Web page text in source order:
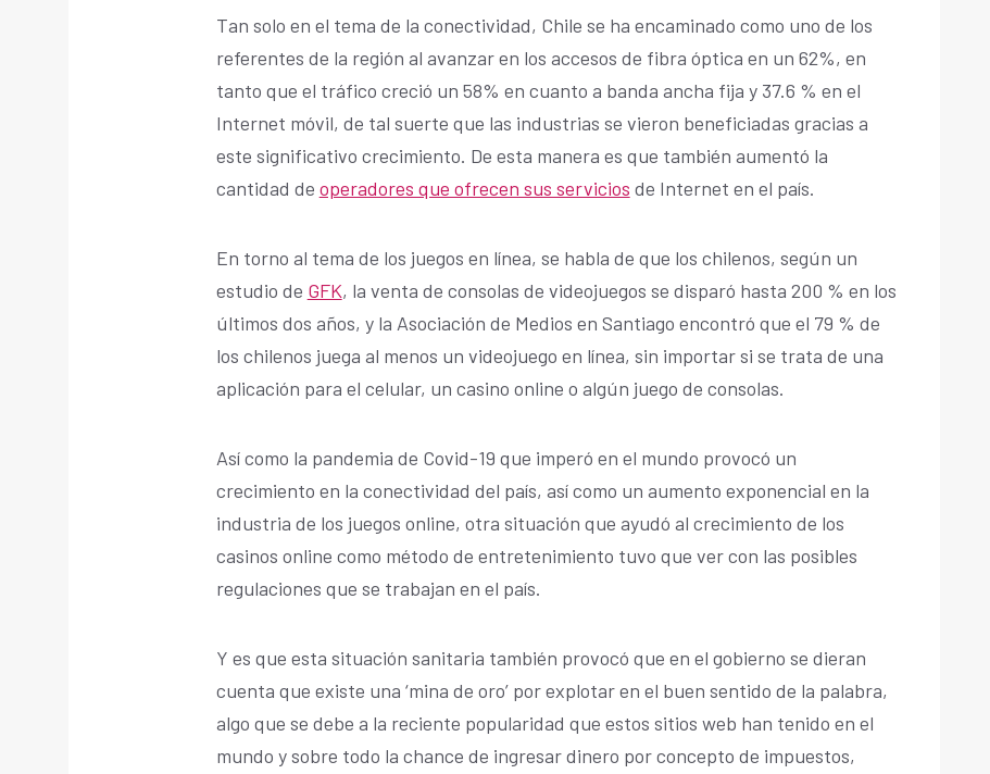
Tan solo en el tema de la conectividad, Chile se ha encaminado como uno de los
referentes de la región al avanzar en los accesos de fibra óptica en un 62%, en
tanto que el tráfico creció un 58% en cuanto a banda ancha fija y 37.6 % en el
Internet móvil, de tal suerte que las industrias se vieron beneficiadas gracias a
este significativo crecimiento. De esta manera es que también aumentó la
cantidad de operadores que ofrecen sus servicios de Internet en el país.
En torno al tema de los juegos en línea, se habla de que los chilenos, según un
estudio de GFK, la venta de consolas de videojuegos se disparó hasta 200 % en los
últimos dos años, y la Asociación de Medios en Santiago encontró que el 79 % de
los chilenos juega al menos un videojuego en línea, sin importar si se trata de una
aplicación para el celular, un casino online o algún juego de consolas.
Así como la pandemia de Covid-19 que imperó en el mundo provocó un
crecimiento en la conectividad del país, así como un aumento exponencial en la
industria de los juegos online, otra situación que ayudó al crecimiento de los
casinos online como método de entretenimiento tuvo que ver con las posibles
regulaciones que se trabajan en el país.
Y es que esta situación sanitaria también provocó que en el gobierno se dieran
cuenta que existe una ‘mina de oro’ por explotar en el buen sentido de la palabra,
algo que se debe a la reciente popularidad que estos sitios web han tenido en el
mundo y sobre todo la chance de ingresar dinero por concepto de impuestos,